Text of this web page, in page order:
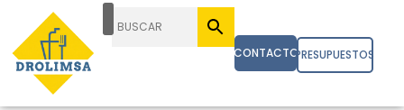
CONTACTOPRESUPUESTOS